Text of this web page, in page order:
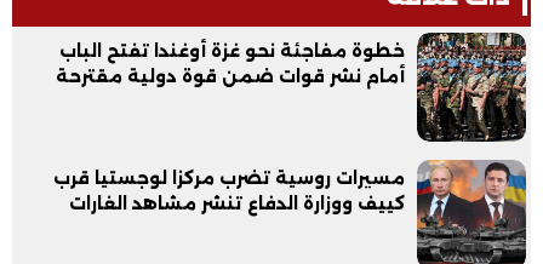
خطوة مفاجئة نحو غزة أوغندا تفتح الباب
أمام نشر قوات ضمن قوة دولية مقترحة
مسيرات روسية تضرب مركزا لوجستيا قرب
كييف ووزارة الدفاع تنشر مشاهد الغارات